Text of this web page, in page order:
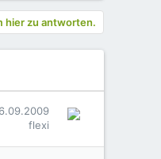
hier zu antworten.
flexi